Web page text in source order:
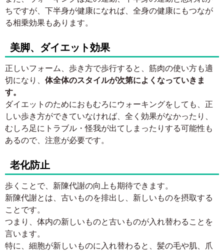
ちですが、下半身が健康になれば、全身の健康にもつなが
る相乗効果もあります。
美脚、ダイエット効果
正しいフォーム、歩き方で歩行すると、筋肉の使い方も適
切になり、 体全体のスタイルが次第によくなっていきま
す。
ダイエットのためにおもむろにウォーキングをしても、正
しい歩き方ができていなければ、全く効果がなかったり、
むしろ足にトラブル・怪我が出てしまったりする可能性も
あるので、注意が必要です。
老化防止
歩くことで、新陳代謝の向上も期待できます。
新陳代謝とは、古いものを排出し、新しいものを摂取する
ことです。
つまり、体内の新しいものと古いものが入れ替わることを
言います。
特に、細胞が新しいものに入れ替わると、髪の毛や肌、爪